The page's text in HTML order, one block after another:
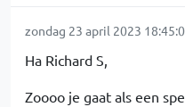
zondag 23 april 2023
Ha Richard S,
Zoooo je gaat als een